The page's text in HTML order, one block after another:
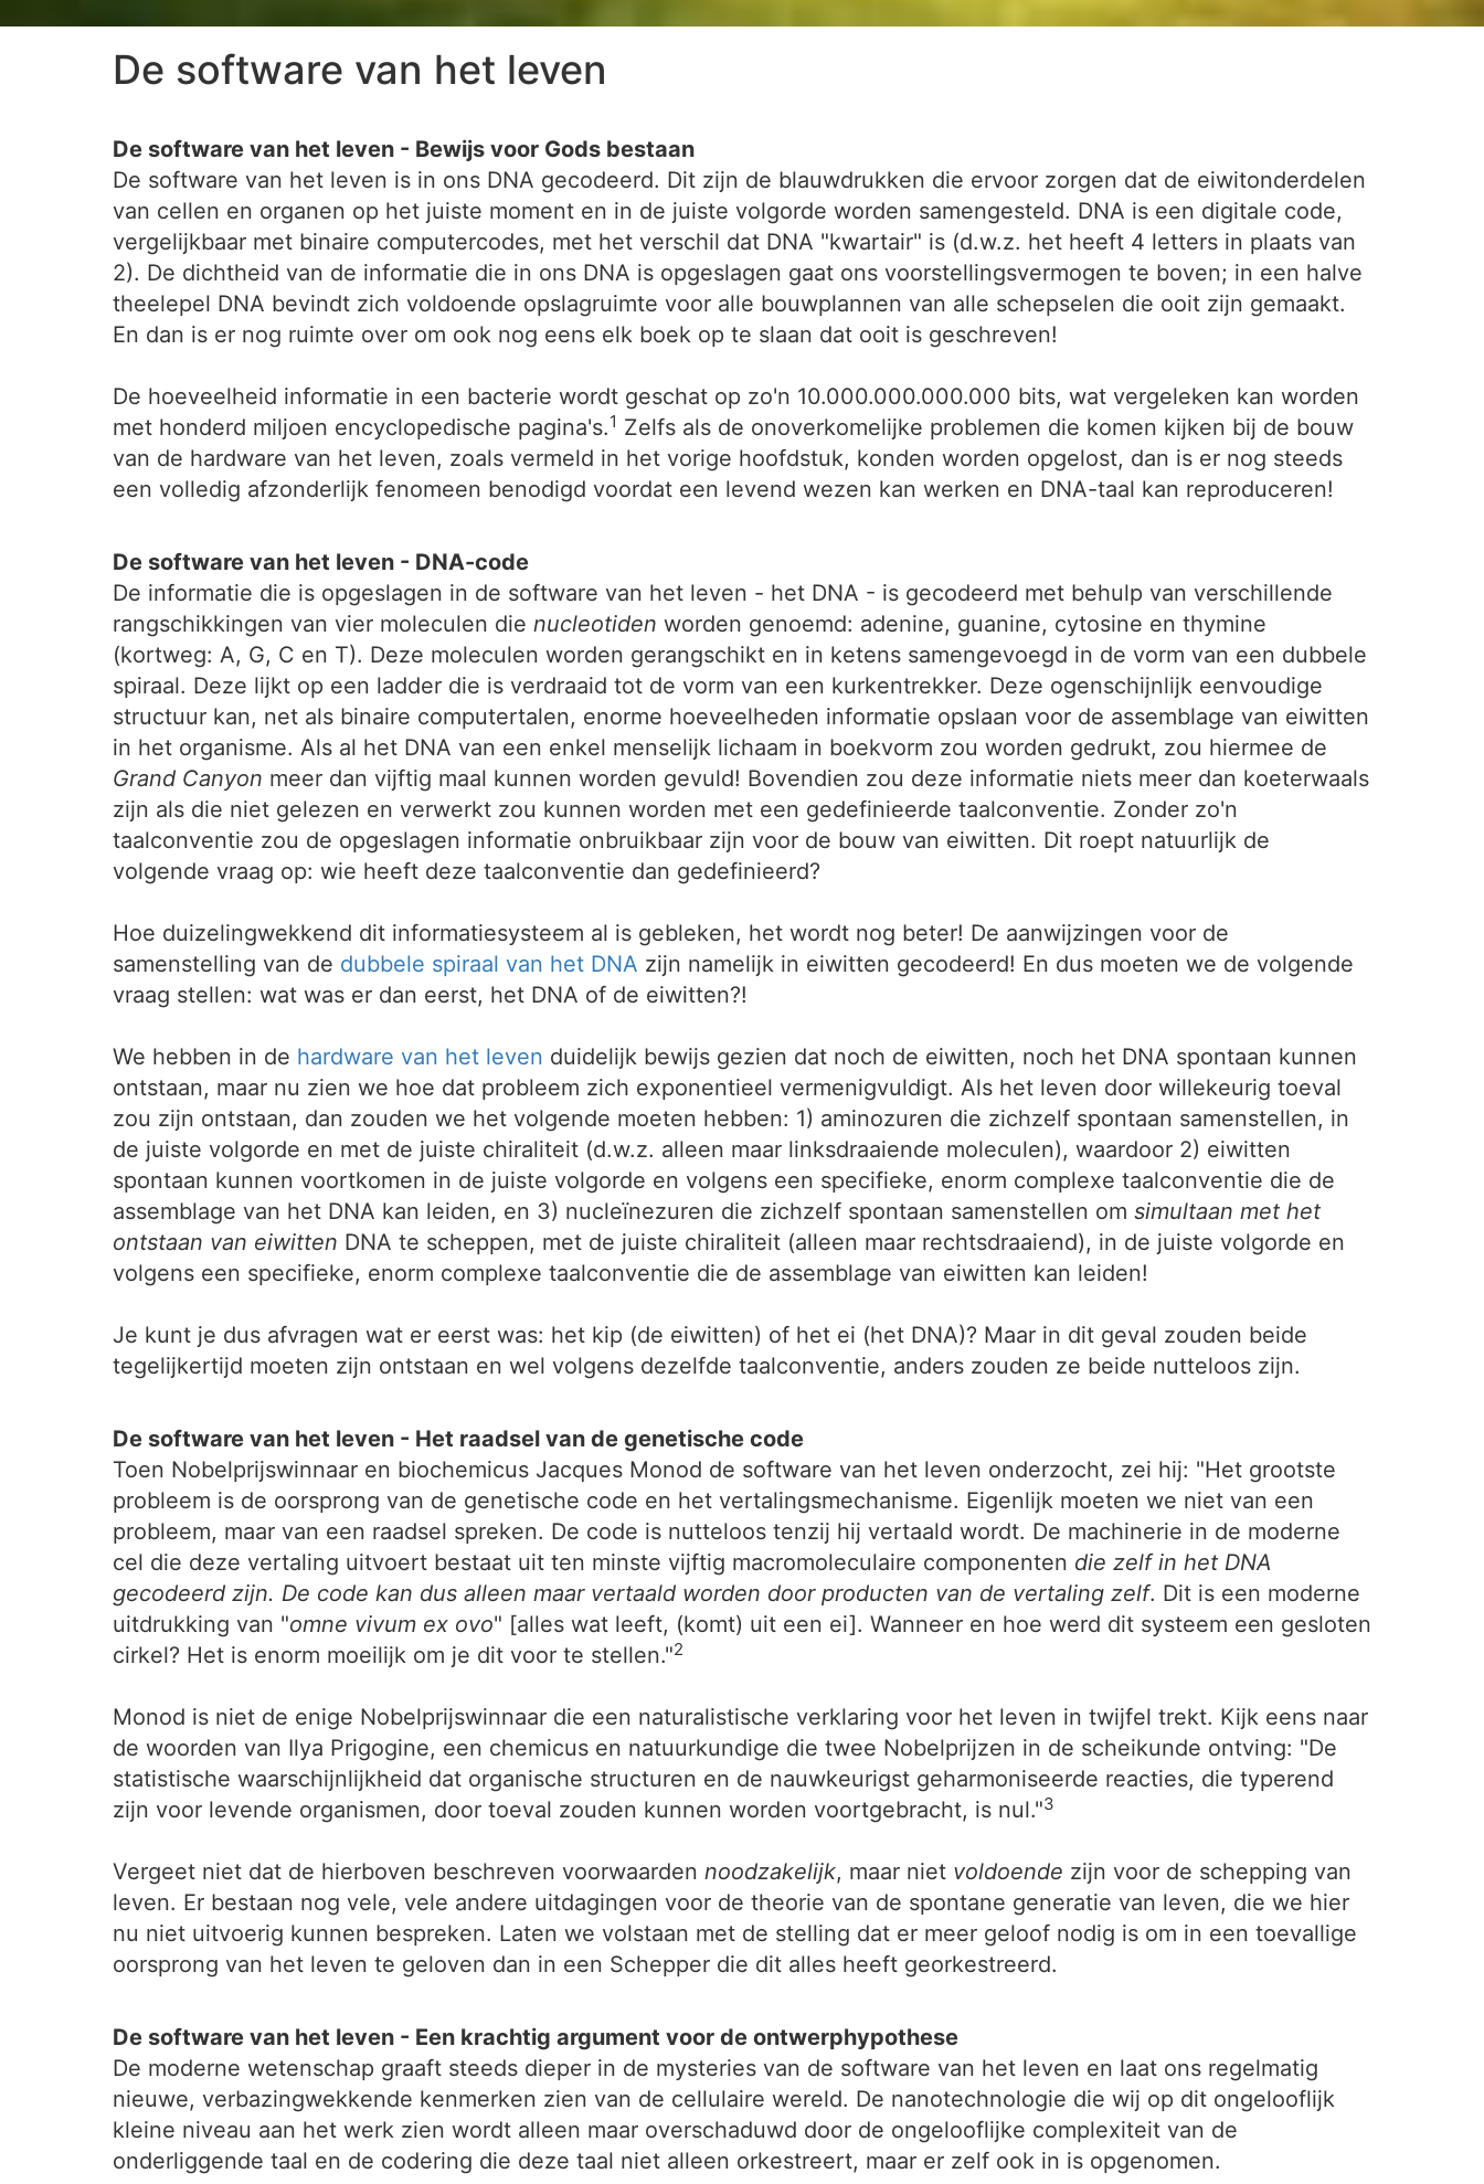
De software van het leven
De software van het leven - Bewijs voor Gods bestaan
De software van het leven is in ons DNA gecodeerd. Dit zijn de blauwdrukken die ervoor zorgen dat de eiwitonderdelen
van cellen en organen op het juiste moment en in de juiste volgorde worden samengesteld. DNA is een digitale code,
vergelijkbaar met binaire computercodes, met het verschil dat DNA "kwartair" is (d.w.z. het heeft 4 letters in plaats van
2). De dichtheid van de informatie die in ons DNA is opgeslagen gaat ons voorstellingsvermogen te boven; in een halve
theelepel DNA bevindt zich voldoende opslagruimte voor alle bouwplannen van alle schepselen die ooit zijn gemaakt.
En dan is er nog ruimte over om ook nog eens elk boek op te slaan dat ooit is geschreven!
De hoeveelheid informatie in een bacterie wordt geschat op zo'n 10.000.000.000.000 bits, wat vergeleken kan worden
met honderd miljoen encyclopedische pagina's.1 Zelfs als de onoverkomelijke problemen die komen kijken bij de bouw
van de hardware van het leven, zoals vermeld in het vorige hoofdstuk, konden worden opgelost, dan is er nog steeds
een volledig afzonderlijk fenomeen benodigd voordat een levend wezen kan werken en DNA-taal kan reproduceren!
De software van het leven - DNA-code
De informatie die is opgeslagen in de software van het leven - het DNA - is gecodeerd met behulp van verschillende
rangschikkingen van vier moleculen die nucleotiden worden genoemd: adenine, guanine, cytosine en thymine
(kortweg: A, G, C en T). Deze moleculen worden gerangschikt en in ketens samengevoegd in de vorm van een dubbele
spiraal. Deze lijkt op een ladder die is verdraaid tot de vorm van een kurkentrekker. Deze ogenschijnlijk eenvoudige
structuur kan, net als binaire computertalen, enorme hoeveelheden informatie opslaan voor de assemblage van eiwitten
in het organisme. Als al het DNA van een enkel menselijk lichaam in boekvorm zou worden gedrukt, zou hiermee de
Grand Canyon meer dan vijftig maal kunnen worden gevuld! Bovendien zou deze informatie niets meer dan koeterwaals
zijn als die niet gelezen en verwerkt zou kunnen worden met een gedefinieerde taalconventie. Zonder zo'n
taalconventie zou de opgeslagen informatie onbruikbaar zijn voor de bouw van eiwitten. Dit roept natuurlijk de
volgende vraag op: wie heeft deze taalconventie dan gedefinieerd?
Hoe duizelingwekkend dit informatiesysteem al is gebleken, het wordt nog beter! De aanwijzingen voor de
samenstelling van de dubbele spiraal van het DNA zijn namelijk in eiwitten gecodeerd! En dus moeten we de volgende
vraag stellen: wat was er dan eerst, het DNA of de eiwitten?!
We hebben in de hardware van het leven duidelijk bewijs gezien dat noch de eiwitten, noch het DNA spontaan kunnen
ontstaan, maar nu zien we hoe dat probleem zich exponentieel vermenigvuldigt. Als het leven door willekeurig toeval
zou zijn ontstaan, dan zouden we het volgende moeten hebben: 1) aminozuren die zichzelf spontaan samenstellen, in
de juiste volgorde en met de juiste chiraliteit (d.w.z. alleen maar linksdraaiende moleculen), waardoor 2) eiwitten
spontaan kunnen voortkomen in de juiste volgorde en volgens een specifieke, enorm complexe taalconventie die de
assemblage van het DNA kan leiden, en 3) nucleïnezuren die zichzelf spontaan samenstellen om simultaan met het
ontstaan van eiwitten DNA te scheppen, met de juiste chiraliteit (alleen maar rechtsdraaiend), in de juiste volgorde en
volgens een specifieke, enorm complexe taalconventie die de assemblage van eiwitten kan leiden!
Je kunt je dus afvragen wat er eerst was: het kip (de eiwitten) of het ei (het DNA)? Maar in dit geval zouden beide
tegelijkertijd moeten zijn ontstaan en wel volgens dezelfde taalconventie, anders zouden ze beide nutteloos zijn.
De software van het leven - Het raadsel van de genetische code
Toen Nobelprijswinnaar en biochemicus Jacques Monod de software van het leven onderzocht, zei hij: "Het grootste
probleem is de oorsprong van de genetische code en het vertalingsmechanisme. Eigenlijk moeten we niet van een
probleem, maar van een raadsel spreken. De code is nutteloos tenzij hij vertaald wordt. De machinerie in de moderne
cel die deze vertaling uitvoert bestaat uit ten minste vijftig macromoleculaire componenten die zelf in het DNA
gecodeerd zijn. De code kan dus alleen maar vertaald worden door producten van de vertaling zelf. Dit is een moderne
uitdrukking van "omne vivum ex ovo" [alles wat leeft, (komt) uit een ei]. Wanneer en hoe werd dit systeem een gesloten
cirkel? Het is enorm moeilijk om je dit voor te stellen."2
Monod is niet de enige Nobelprijswinnaar die een naturalistische verklaring voor het leven in twijfel trekt. Kijk eens naar
de woorden van Ilya Prigogine, een chemicus en natuurkundige die twee Nobelprijzen in de scheikunde ontving: "De
statistische waarschijnlijkheid dat organische structuren en de nauwkeurigst geharmoniseerde reacties, die typerend
zijn voor levende organismen, door toeval zouden kunnen worden voortgebracht, is nul."3
Vergeet niet dat de hierboven beschreven voorwaarden noodzakelijk, maar niet voldoende zijn voor de schepping van
leven. Er bestaan nog vele, vele andere uitdagingen voor de theorie van de spontane generatie van leven, die we hier
nu niet uitvoerig kunnen bespreken. Laten we volstaan met de stelling dat er meer geloof nodig is om in een toevallige
oorsprong van het leven te geloven dan in een Schepper die dit alles heeft georkestreerd.
De software van het leven - Een krachtig argument voor de ontwerphypothese
De moderne wetenschap graaft steeds dieper in de mysteries van de software van het leven en laat ons regelmatig
nieuwe, verbazingwekkende kenmerken zien van de cellulaire wereld. De nanotechnologie die wij op dit ongelooflijk
kleine niveau aan het werk zien wordt alleen maar overschaduwd door de ongelooflijke complexiteit van de
onderliggende taal en de codering die deze taal niet alleen orkestreert, maar er zelf ook in is opgenomen.